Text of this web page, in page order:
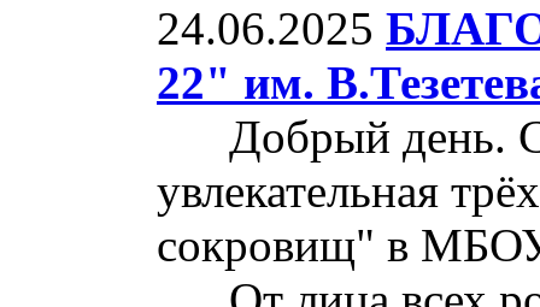
24.06.2025
22" им.
Добрый день.
увлекательная
сокровищ" в